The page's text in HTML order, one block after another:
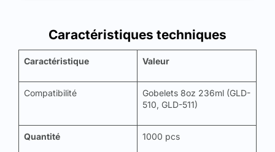
Caractéristiques techniques
Caractéristique Valeur
Compatibilité
Gobelets 8oz 236ml (GLD-
510, GLD-511)
Quantité 1000 pcs